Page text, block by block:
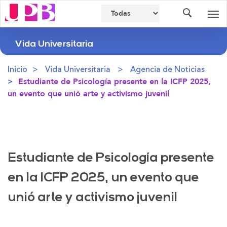
Vida Universitaria
Inicio Vida Universitaria Agencia de Noticias
Estudiante de Psicología presente en la ICFP 2025,
un evento que unió arte y activismo juvenil
Estudiante de Psicología presente
en la ICFP 2025, un evento que
unió arte y activismo juvenil